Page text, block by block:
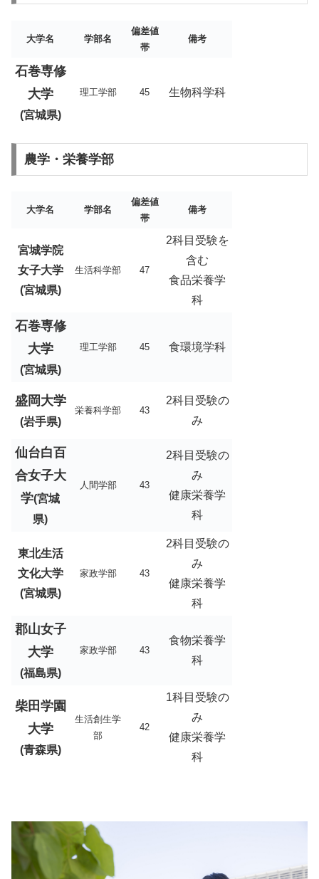
大学名 学部名
偏差値
帯
備考
石巻専修
大学
(宮城県)
理工学部 45 生物科学科
農学・栄養学部
大学名 学部名
偏差値
帯
備考
宮城学院
女子大学
(宮城県)
生活科学部 47
2科目受験を
含む
食品栄養学
科
石巻専修
大学
(宮城県)
理工学部 45 食環境学科
盛岡大学
(岩手県)
栄養科学部 43
2科目受験の
み
仙台白百
合女子大
学(宮城
県)
人間学部 43
2科目受験の
み
健康栄養学
科
東北生活
文化大学
(宮城県)
家政学部 43
2科目受験の
み
健康栄養学
科
郡山女子
大学
(福島県)
家政学部 43
食物栄養学
科
柴田学園
大学
(青森県)
生活創生学
部
42
1科目受験の
み
健康栄養学
科